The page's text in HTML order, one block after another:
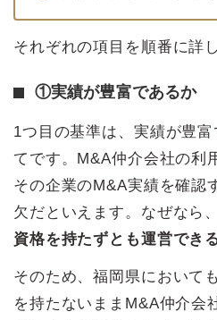
それぞれの項目を順番に詳
①実績が豊富であるか
1つ目の基準は、実績が豊
てです。M&A仲介会社の利
その企業のM&A実績を確認
欠だといえます。なぜなら、
資格を持たずとも運営でき
そのため、福岡県において
を持たないままM&A仲介会